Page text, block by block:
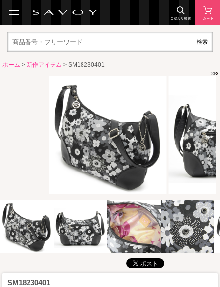
検索
ホーム > 新作アイテム > SM18230401
SM18230401